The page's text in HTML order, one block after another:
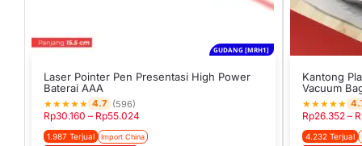
GUDANG [MRH1]
Laser Pointer Pen Presentasi High Power
Baterai AAA
★★★★★ 4.7 (596)
Rp30.160 – Rp55.024
1.987 Terjual Import China
Kantong
Vacuum
★★★★★
Rp26.352 –
4.232 Terjual